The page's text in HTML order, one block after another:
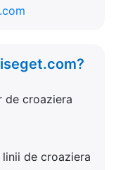
de croaziera
de croaziera